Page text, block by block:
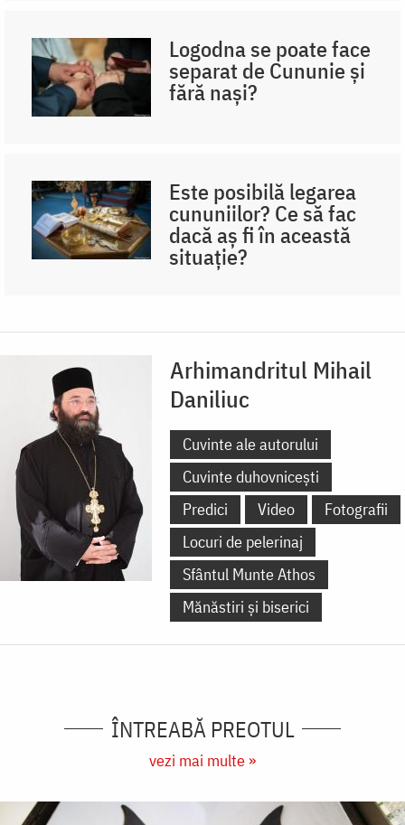
Logodna se poate face
separat de Cununie și
fără nași?
Este posibilă legarea
cununiilor? Ce să fac
dacă aș fi în această
situație?
Arhimandritul Mihail
Daniliuc
Cuvinte ale autorului
Cuvinte duhovnicești
Predici
Video
Fotografii
Locuri de pelerinaj
Sfântul Munte Athos
Mănăstiri și biserici
ÎNTREABĂ PREOTUL
vezi mai multe »